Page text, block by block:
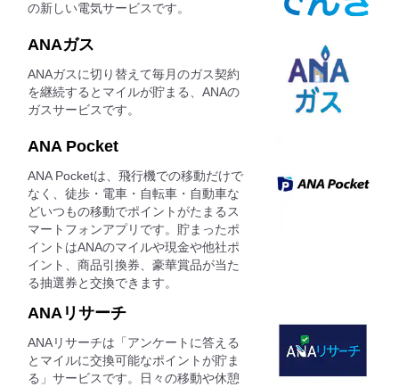
の新しい電気サービスです。
ANAガス
ANAガスに切り替えて毎月のガス契約
を継続するとマイルが貯まる、ANAの
ガスサービスです。
ANA Pocket
ANA Pocketは、飛行機での移動だけで
なく、徒歩・電車・自転車・自動車な
どいつもの移動でポイントがたまるス
マートフォンアプリです。貯まったポ
イントはANAのマイルや現金や他社ポ
イント、商品引換券、豪華賞品が当た
る抽選券と交換できます。
ANAリサーチ
ANAリサーチは「アンケートに答える
とマイルに交換可能なポイントが貯ま
る」サービスです。日々の移動や休憩